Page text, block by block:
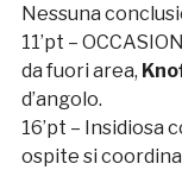
Nessuna
11’pt –
da fuori area,
d’angolo.
16’pt – Insidiosa
ospite si